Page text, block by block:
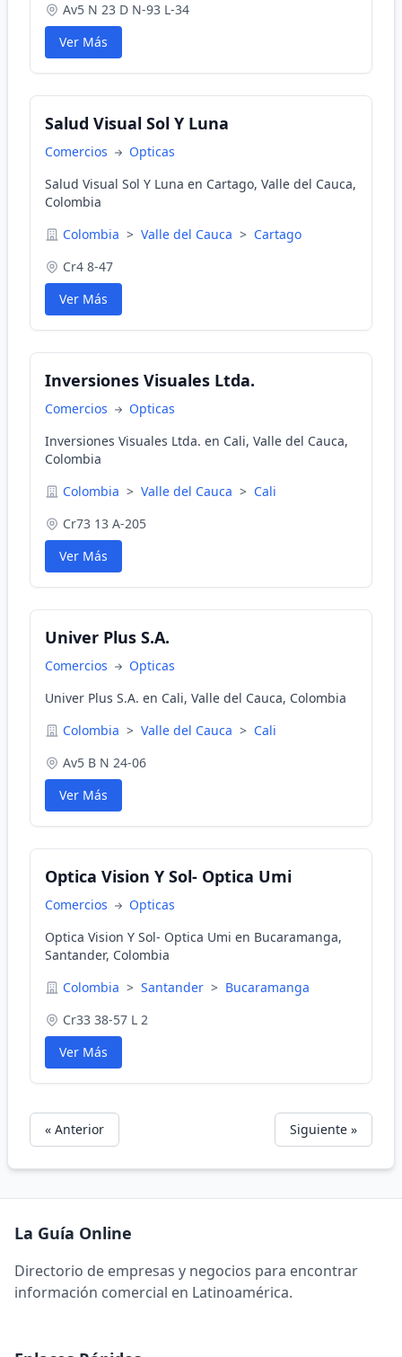
Av5 N 23 D N-93 L-34
Ver Más
Salud Visual Sol Y Luna
Comercios
Opticas
Salud Visual Sol Y Luna en Cartago, Valle del Cauca,
Colombia
Colombia > Valle del Cauca > Cartago
Cr4 8-47
Ver Más
Inversiones Visuales Ltda.
Comercios
Opticas
Inversiones Visuales Ltda. en Cali, Valle del Cauca,
Colombia
Colombia > Valle del Cauca > Cali
Cr73 13 A-205
Ver Más
Univer Plus S.A.
Comercios
Opticas
Univer Plus S.A. en Cali, Valle del Cauca, Colombia
Colombia > Valle del Cauca > Cali
Av5 B N 24-06
Ver Más
Optica Vision Y Sol- Optica Umi
Comercios
Opticas
Optica Vision Y Sol- Optica Umi en Bucaramanga,
Santander, Colombia
Colombia > Santander > Bucaramanga
Cr33 38-57 L 2
Ver Más
« Anterior Siguiente »
La Guía Online
Directorio de empresas y negocios para encontrar
información comercial en Latinoamérica.